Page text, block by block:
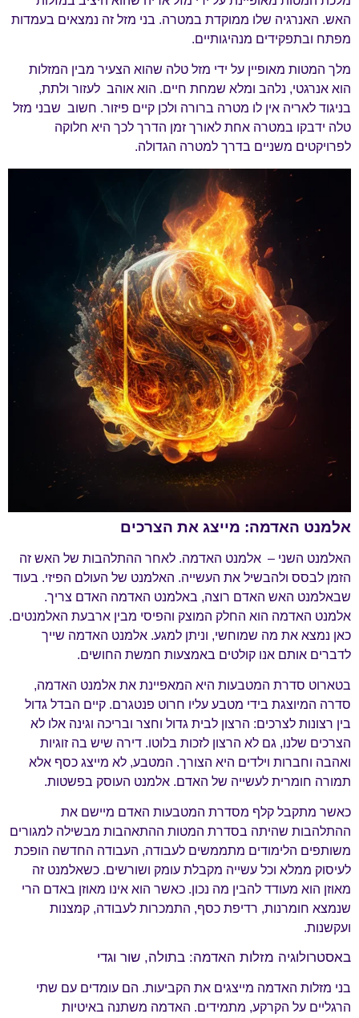
האש. האנרגיה שלו ממוקדת במטרה. בני מזל זה נמצאים בעמדות
מפתח ובתפקידים מנהיגותיים.
מלך המטות מאופיין על ידי מזל טלה שהוא הצעיר מבין המזלות
הוא אנרגטי, נלהב ומלא שמחת חיים. הוא אוהב לעזור ולתת,
בניגוד לאריה אין לו מטרה ברורה ולכן קיים פיזור. חשוב שבני מזל
טלה ידבקו במטרה אחת לאורך זמן הדרך לכך היא חלוקה
לפרויקטים משניים בדרך למטרה הגדולה.
אלמנט האדמה: מייצג את הצרכים
האלמנט השני – אלמנט האדמה. לאחר ההתלהבות של האש זה
הזמן לבסס ולהבשיל את העשייה. האלמנט של העולם הפיזי. בעוד
שבאלמנט האש האדם רוצה, באלמנט האדמה האדם צריך.
אלמנט האדמה הוא החלק המוצק והפיסי מבין ארבעת האלמנטים.
כאן נמצא את מה שמוחשי, וניתן למגע. אלמנט האדמה שייך
לדברים אותם אנו קולטים באמצעות חמשת החושים.
בטארוט סדרת המטבעות היא המאפיינת את אלמנט האדמה,
סדרה המיוצגת בידי מטבע עליו חרוט פנטגרם. קיים הבדל גדול
בין רצונות לצרכים: הרצון לבית גדול וחצר ובריכה וגינה אלו לא
הצרכים שלנו, גם לא הרצון לזכות בלוטו. דירה שיש בה זוגיות
ואהבה וחברות וילדים היא הצורך. המטבע, לא מייצג כסף אלא
תמורה חומרית לעשייה של האדם. אלמנט העוסק בפשטות.
כאשר מתקבל קלף מסדרת המטבעות האדם מיישם את
ההתלהבות שהיתה בסדרת המטות ההתאהבות מבשילה למגורים
משותפים הלימודים מתממשים לעבודה, העבודה החדשה הופכת
לעיסוק ממלא וכל עשייה מקבלת עומק ושורשים. כשאלמנט זה
מאוזן הוא מעודד להבין מה נכון. כאשר הוא אינו מאוזן באדם הרי
שנמצא חומרנות, רדיפת כסף, התמכרות לעבודה, קמצנות
ועקשנות.
באסטרולוגיה מזלות האדמה: בתולה, שור וגדי
בני מזלות האדמה מייצגים את הקביעות. הם עומדים עם שתי
הרגליים על הקרקע, מתמידים. האדמה משתנה באיטיות